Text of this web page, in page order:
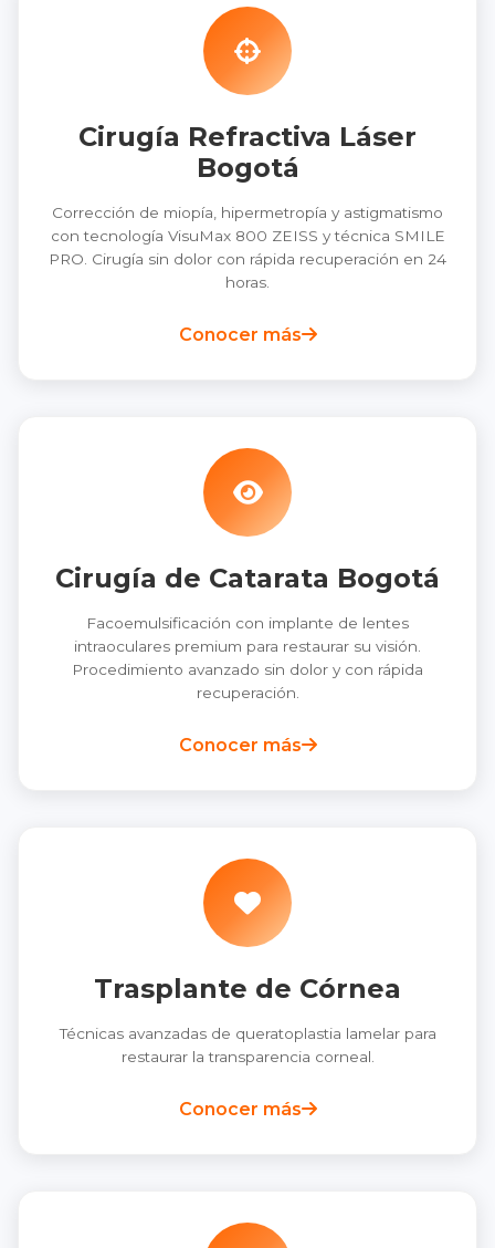
Cirugía Refractiva Láser
Bogotá
Corrección de miopía, hipermetropía y astigmatismo
con tecnología VisuMax 800 ZEISS y técnica SMILE
PRO. Cirugía sin dolor con rápida recuperación en 24
horas.
Conocer más
Cirugía de Catarata Bogotá
Facoemulsificación con implante de lentes
intraoculares premium para restaurar su visión.
Procedimiento avanzado sin dolor y con rápida
recuperación.
Conocer más
Trasplante de Córnea
Técnicas avanzadas de queratoplastia lamelar para
restaurar la transparencia corneal.
Conocer más